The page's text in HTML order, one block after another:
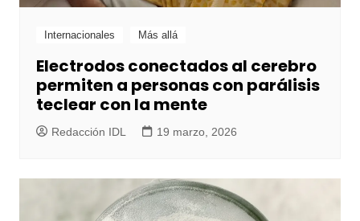
Internacionales Más allá
Electrodos conectados al cerebro
permiten a personas con parálisis
teclear con la mente
Redacción IDL 19 marzo, 2026